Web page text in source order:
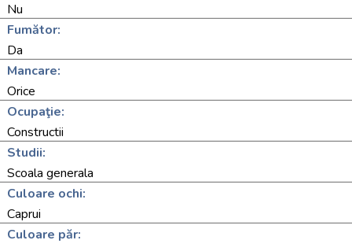
Nu
Fumător:
Da
Mancare:
Orice
Ocupaţie:
Constructii
Studii:
Scoala generala
Culoare ochi:
Caprui
Culoare păr: